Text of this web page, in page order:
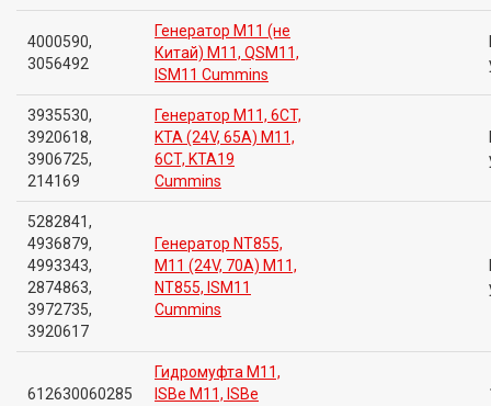
4000590,
3056492
Генератор M11 (не
Китай) M11, QSM11,
ISM11 Cummins
3935530,
3920618,
3906725,
214169
Генератор M11, 6CT,
KTA (24V, 65A) M11,
6CT, KTA19
Cummins
5282841,
4936879,
4993343,
2874863,
3972735,
3920617
Генератор NT855,
M11 (24V, 70A) M11,
NT855, ISM11
Cummins
612630060285
Гидромуфта M11,
ISBe M11, ISBe